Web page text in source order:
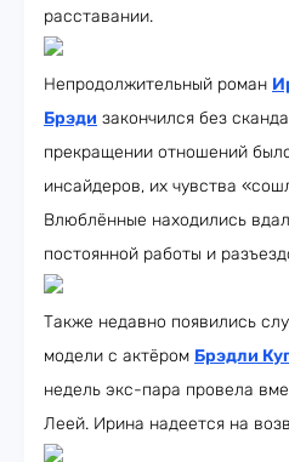
расставании.
Непродолжительный роман
Брэди закончился без
прекращении отношений
инсайдеров, их чувства
Влюблённые находились
постоянной работы и
Также недавно появились
модели с актёром Брэдли
недель экс-пара провела
Леей. Ирина надеется на